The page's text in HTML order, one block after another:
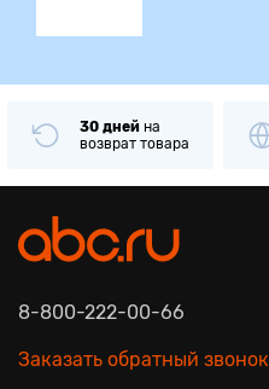
30 дней на
возврат товара
8-800-222-00-66
Заказать обратный звонок